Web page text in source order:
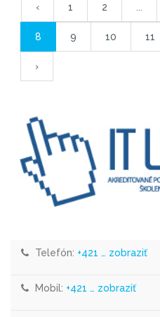
‹ 1 2
8 9 10 11
›
Telefón: +421 … zobraziť
Mobil: +421 … zobraziť